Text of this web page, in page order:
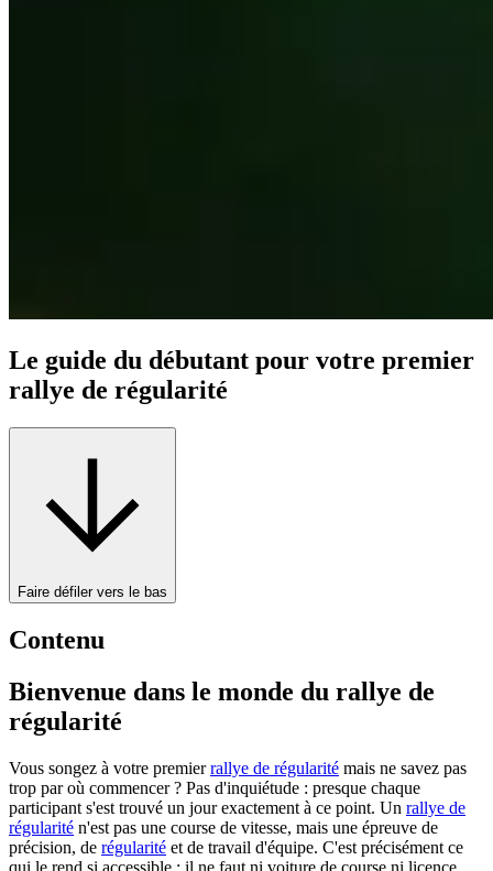
Le guide du débutant pour votre premier
rallye de régularité
Faire défiler vers le bas
Contenu
Bienvenue dans le monde du rallye de
régularité
Vous songez à votre premierrallye de régularité mais ne savez pas
trop par où commencer ? Pas d'inquiétude : presque chaque
participant s'est trouvé un jour exactement à ce point. Un rallye de
régularité n'est pas une course de vitesse, mais une épreuve de
précision, de régularité et de travail d'équipe. C'est précisément ce
qui le rend si accessible : il ne faut ni voiture de course ni licence,